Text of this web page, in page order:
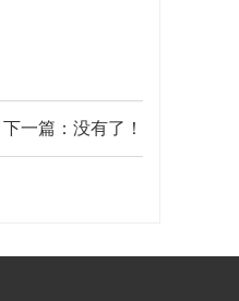
下一篇：没有了！